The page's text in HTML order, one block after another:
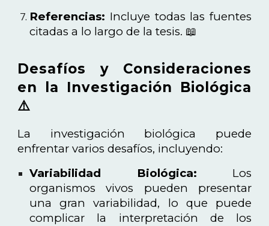
Referencias: Incluye todas las fuentes
citadas a lo largo de la tesis. 📖
Desafíos y Consideraciones
en la Investigación Biológica
⚠️
La investigación biológica puede
enfrentar varios desafíos, incluyendo:
Variabilidad Biológica: Los
organismos vivos pueden presentar
una gran variabilidad, lo que puede
complicar la interpretación de los